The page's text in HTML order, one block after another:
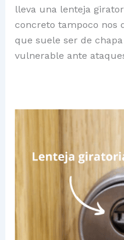
lleva una lenteja
concreto tampoco nos
que suele ser de
vulnerable ante